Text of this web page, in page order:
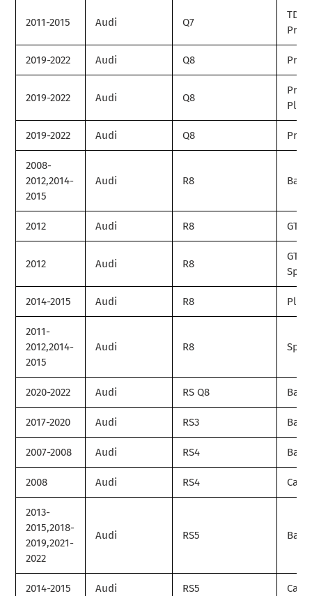
2011-2015 Audi Q7
TDI
2019-2022 Audi Q8
2019-2022 Audi Q8
Plus
2019-2022 Audi Q8
2008-
2012,2014-
2015
Audi R8 Base
2012 Audi R8 GT
2012 Audi R8
GT
2014-2015 Audi R8 Plus
2011-
2012,2014-
2015
Audi R8
2020-2022 Audi RS Q8 Base
2017-2020 Audi RS3 Base
2007-2008 Audi RS4 Base
2008 Audi RS4
2013-
2015,2018-
2019,2021-
2022
Audi RS5 Base
2014-2015 Audi RS5